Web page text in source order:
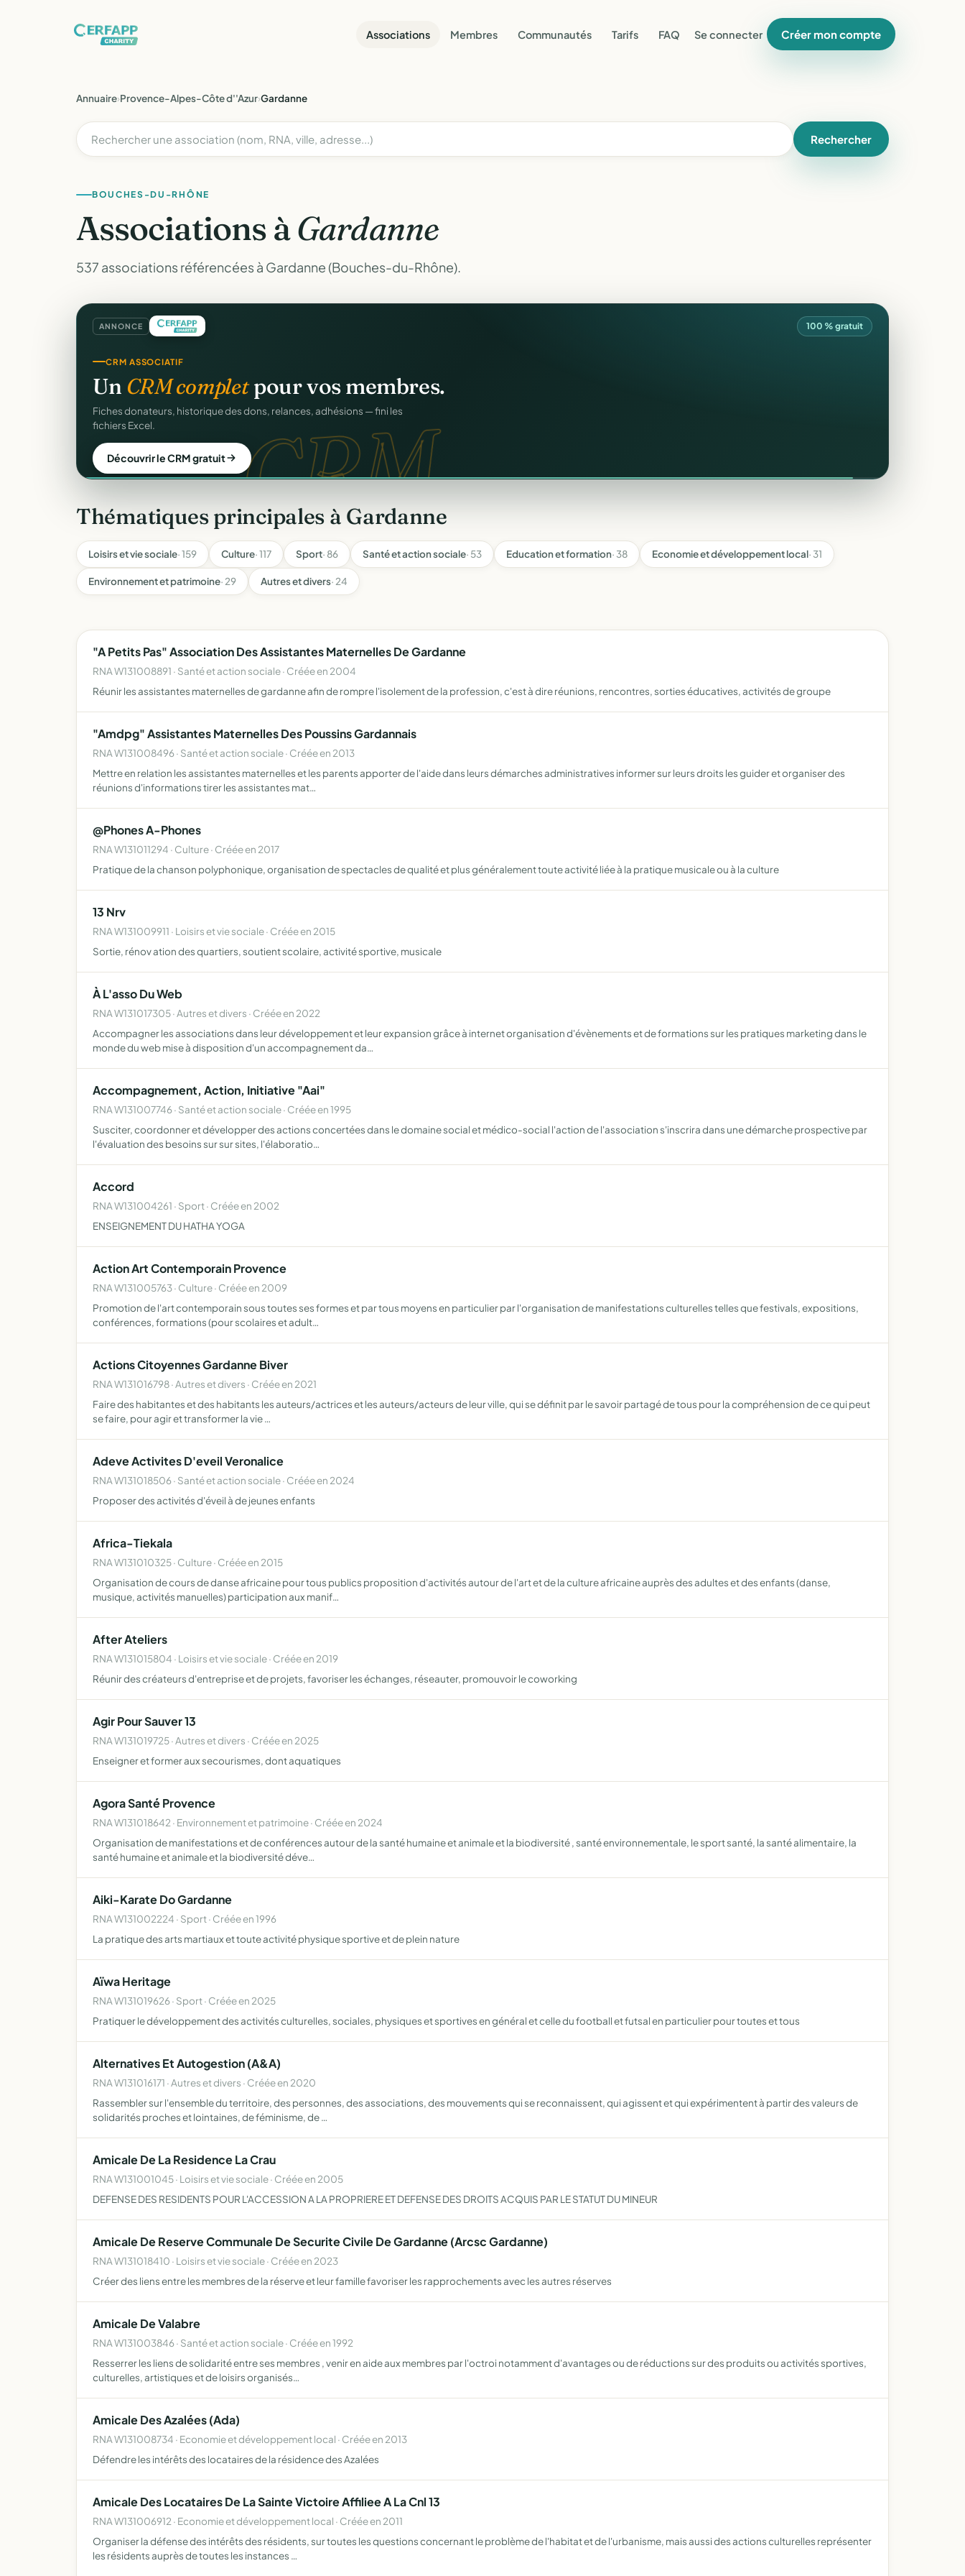
Associations Membres Communautés Tarifs FAQ Se connecter Créer mon compte
Annuaire›Provence-Alpes-Côte d''Azur›Gardanne
Rechercher
BOUCHES-DU-RHÔNE
Associations àGardanne
537 associations référencées à Gardanne (Bouches-du-Rhône).
ANNONCE 100 % gratuit
gratuit.
GESTION D'ASSOCIATION
Gérez votre associationgratuitement
Membres, dons, événements, reçus — tout votre pilotage au même endroit,
sans rien payer.
Créer mon compte gratuit
Thématiques principales à Gardanne
Loisirs et vie sociale· 159 Culture· 117 Sport· 86 Santé et action sociale· 53 Education et formation· 38 Economie et développement local· 31
Environnement et patrimoine· 29 Autres et divers· 24
"A Petits Pas" Association Des Assistantes Maternelles De Gardanne
RNA W131008891 · Santé et action sociale · Créée en 2004
Réunir les assistantes maternelles de gardanne afin de rompre l'isolement de la profession, c'est à dire réunions, rencontres, sorties éducatives, activités de groupe
"Amdpg" Assistantes Maternelles Des Poussins Gardannais
RNA W131008496 · Santé et action sociale · Créée en 2013
Mettre en relation les assistantes maternelles et les parents apporter de l'aide dans leurs démarches administratives informer sur leurs droits les guider et organiser des
réunions d'informations tirer les assistantes mat…
@Phones A-Phones
RNA W131011294 · Culture · Créée en 2017
Pratique de la chanson polyphonique, organisation de spectacles de qualité et plus généralement toute activité liée à la pratique musicale ou à la culture
13 Nrv
RNA W131009911 · Loisirs et vie sociale · Créée en 2015
Sortie, rénov ation des quartiers, soutient scolaire, activité sportive, musicale
À L'asso Du Web
RNA W131017305 · Autres et divers · Créée en 2022
Accompagner les associations dans leur développement et leur expansion grâce à internet organisation d'évènements et de formations sur les pratiques marketing dans le
monde du web mise à disposition d'un accompagnement da…
Accompagnement, Action, Initiative "Aai"
RNA W131007746 · Santé et action sociale · Créée en 1995
Susciter, coordonner et développer des actions concertées dans le domaine social et médico-social l'action de l'association s'inscrira dans une démarche prospective par
l'évaluation des besoins sur sur sites, l'élaboratio…
Accord
RNA W131004261 · Sport · Créée en 2002
ENSEIGNEMENT DU HATHA YOGA
Action Art Contemporain Provence
RNA W131005763 · Culture · Créée en 2009
Promotion de l'art contemporain sous toutes ses formes et par tous moyens en particulier par l'organisation de manifestations culturelles telles que festivals, expositions,
conférences, formations (pour scolaires et adult…
Actions Citoyennes Gardanne Biver
RNA W131016798 · Autres et divers · Créée en 2021
Faire des habitantes et des habitants les auteurs/actrices et les auteurs/acteurs de leur ville, qui se définit par le savoir partagé de tous pour la compréhension de ce qui peut
se faire, pour agir et transformer la vie …
Adeve Activites D'eveil Veronalice
RNA W131018506 · Santé et action sociale · Créée en 2024
Proposer des activités d'éveil à de jeunes enfants
Africa-Tiekala
RNA W131010325 · Culture · Créée en 2015
Organisation de cours de danse africaine pour tous publics proposition d'activités autour de l'art et de la culture africaine auprès des adultes et des enfants (danse,
musique, activités manuelles) participation aux manif…
After Ateliers
RNA W131015804 · Loisirs et vie sociale · Créée en 2019
Réunir des créateurs d'entreprise et de projets, favoriser les échanges, réseauter, promouvoir le coworking
Agir Pour Sauver 13
RNA W131019725 · Autres et divers · Créée en 2025
Enseigner et former aux secourismes, dont aquatiques
Agora Santé Provence
RNA W131018642 · Environnement et patrimoine · Créée en 2024
Organisation de manifestations et de conférences autour de la santé humaine et animale et la biodiversité , santé environnementale, le sport santé, la santé alimentaire, la
santé humaine et animale et la biodiversité déve…
Aiki-Karate Do Gardanne
RNA W131002224 · Sport · Créée en 1996
La pratique des arts martiaux et toute activité physique sportive et de plein nature
Aïwa Heritage
RNA W131019626 · Sport · Créée en 2025
Pratiquer le développement des activités culturelles, sociales, physiques et sportives en général et celle du football et futsal en particulier pour toutes et tous
Alternatives Et Autogestion (A&A)
RNA W131016171 · Autres et divers · Créée en 2020
Rassembler sur l'ensemble du territoire, des personnes, des associations, des mouvements qui se reconnaissent, qui agissent et qui expérimentent à partir des valeurs de
solidarités proches et lointaines, de féminisme, de …
Amicale De La Residence La Crau
RNA W131001045 · Loisirs et vie sociale · Créée en 2005
DEFENSE DES RESIDENTS POUR L'ACCESSION A LA PROPRIERE ET DEFENSE DES DROITS ACQUIS PAR LE STATUT DU MINEUR
Amicale De Reserve Communale De Securite Civile De Gardanne (Arcsc Gardanne)
RNA W131018410 · Loisirs et vie sociale · Créée en 2023
Créer des liens entre les membres de la réserve et leur famille favoriser les rapprochements avec les autres réserves
Amicale De Valabre
RNA W131003846 · Santé et action sociale · Créée en 1992
Resserrer les liens de solidarité entre ses membres , venir en aide aux membres par l'octroi notamment d'avantages ou de réductions sur des produits ou activités sportives,
culturelles, artistiques et de loisirs organisés…
Amicale Des Azalées (Ada)
RNA W131008734 · Economie et développement local · Créée en 2013
Défendre les intérêts des locataires de la résidence des Azalées
Amicale Des Locataires De La Sainte Victoire Affiliee A La Cnl 13
RNA W131006912 · Economie et développement local · Créée en 2011
Organiser la défense des intérêts des résidents, sur toutes les questions concernant le problème de l'habitat et de l'urbanisme, mais aussi des actions culturelles représenter
les résidents auprès de toutes les instances …